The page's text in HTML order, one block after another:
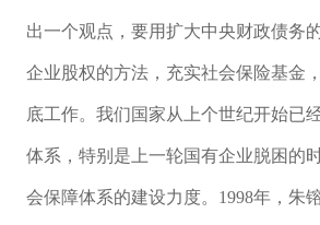
出一个观点，要用扩大中央财政债务
企业股权的方法，充实社会保险基金
底工作。我们国家从上个世纪开始已
体系，特别是上一轮国有企业脱困的
会保障体系的建设力度。1998年，朱